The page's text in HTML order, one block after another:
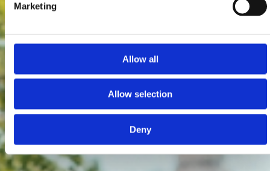
Marketing
Allow all
Allow selection
Deny